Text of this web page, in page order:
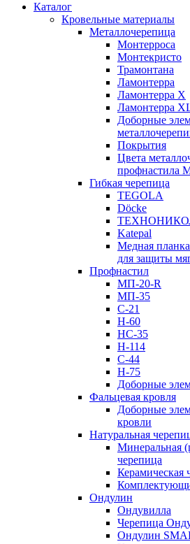
Каталог
Кровельные материалы
Металлочерепица
Монтерроса
Монтекристо
Трамонтана
Ламонтерра
Ламонтерра X
Ламонтерра
Доборные
Покрытия
Цвета
профнастила
Гибкая черепица
TEGOLA
Döcke
Katepal
Медная
для защиты
Профнастил
МП-20-R
МП-35
С-21
Н-60
НС-35
Н-114
С-44
Н-75
Доборные
Фальцевая кровля
Доборные
кровли
Натуральная
Минеральная
черепица
Керамическая
Ондулин
Ондувилла
Черепица
Ондулин